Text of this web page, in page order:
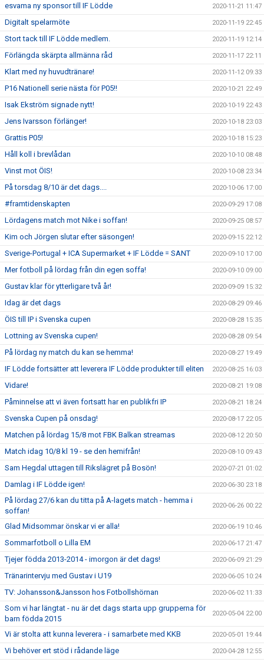
esvama ny sponsor till IF Lödde 2020-11-21 11:47
Digitalt spelarmöte 2020-11-19 22:45
Stort tack till IF Lödde medlem. 2020-11-19 12:14
Förlängda skärpta allmänna råd 2020-11-17 22:11
Klart med ny huvudtränare! 2020-11-12 09:33
P16 Nationell serie nästa för P05!! 2020-10-21 22:49
Isak Ekström signade nytt! 2020-10-19 22:43
Jens Ivarsson förlänger! 2020-10-18 23:03
Grattis P05! 2020-10-18 15:23
Håll koll i brevlådan 2020-10-10 08:48
Vinst mot ÖIS! 2020-10-08 23:34
På torsdag 8/10 är det dags.... 2020-10-06 17:00
#framtidenskapten 2020-09-29 17:08
Lördagens match mot Nike i soffan! 2020-09-25 08:57
Kim och Jörgen slutar efter säsongen! 2020-09-15 22:12
Sverige-Portugal + ICA Supermarket + IF Lödde = SANT 2020-09-10 17:00
Mer fotboll på lördag från din egen soffa! 2020-09-10 09:00
Gustav klar för ytterligare två år! 2020-09-09 15:32
Idag är det dags 2020-08-29 09:46
ÖIS till IP i Svenska cupen 2020-08-28 15:35
Lottning av Svenska cupen! 2020-08-28 09:54
På lördag ny match du kan se hemma! 2020-08-27 19:49
IF Lödde fortsätter att leverera IF Lödde produkter till eliten 2020-08-25 16:03
Vidare! 2020-08-21 19:08
Påminnelse att vi även fortsatt har en publikfri IP 2020-08-21 18:24
Svenska Cupen på onsdag! 2020-08-17 22:05
Matchen på lördag 15/8 mot FBK Balkan streamas 2020-08-12 20:50
Match idag 10/8 kl 19 - se den hemifrån! 2020-08-10 09:43
Sam Hegdal uttagen till Rikslägret på Bosön! 2020-07-21 01:02
Damlag i IF Lödde igen! 2020-06-30 23:18
På lördag 27/6 kan du titta på A-lagets match - hemma i
soffan!
2020-06-26 00:22
Glad Midsommar önskar vi er alla! 2020-06-19 10:46
Sommarfotboll o Lilla EM 2020-06-17 21:47
Tjejer födda 2013-2014 - imorgon är det dags! 2020-06-09 21:29
Tränarintervju med Gustav i U19 2020-06-05 10:24
TV: Johansson&Jansson hos Fotbollshörnan 2020-06-02 11:33
Som vi har längtat - nu är det dags starta upp grupperna för
barn födda 2015
2020-05-04 22:00
Vi är stolta att kunna leverera - i samarbete med KKB 2020-05-01 19:44
Vi behöver ert stöd i rådande läge 2020-04-28 12:55